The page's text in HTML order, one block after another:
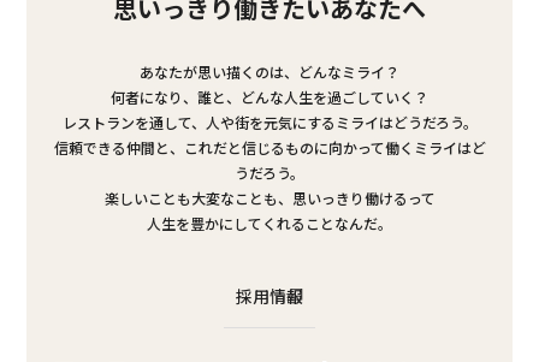
思いっきり働きたいあなたへ
あなたが思い描くのは、どんなミライ？
何者になり、誰と、どんな人生を過ごしていく？
レストランを通して、人や街を元気にするミライはどうだろう。
信頼できる仲間と、これだと信じるものに向かって働くミライはど
うだろう。
楽しいことも大変なことも、思いっきり働けるって
人生を豊かにしてくれることなんだ。
採用情報